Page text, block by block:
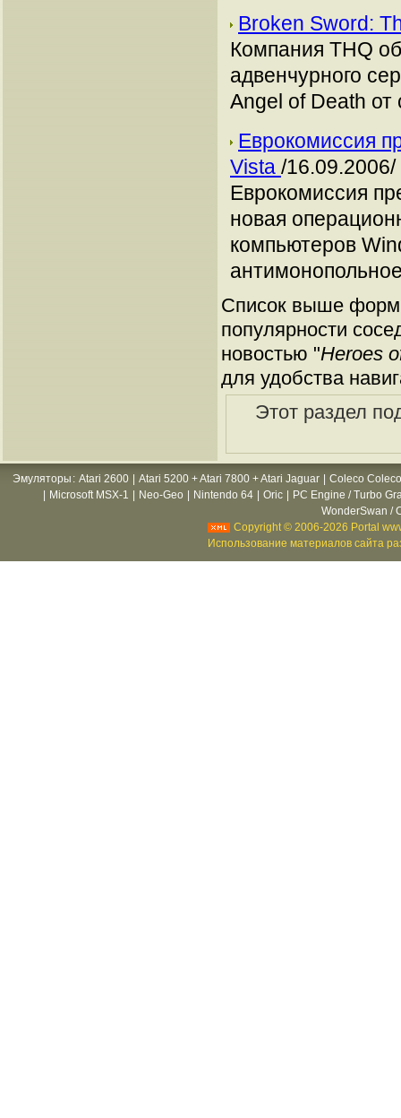
Broken Sword:
Компания THQ
адвенчурного
Angel of Death от
Еврокомиссия
Vista /16.09.2006/
Еврокомиссия
новая
компьютеров
Список выше
популярности
новостью "Heroes
для удобства
Этот раздел
Эмуляторы : Atari 2600 Atari 5200 + Atari 7800 + Atari Jaguar
Coleco
Microsoft MSX-1 Neo-Geo Nintendo 64 Oric
PC Engine / Turbo
WonderSwan /
Copyright © 2006-2026 Portal
Использование материалов сайта